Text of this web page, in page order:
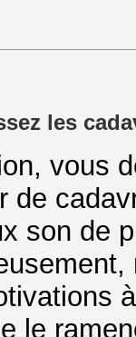
les
de
son de
le